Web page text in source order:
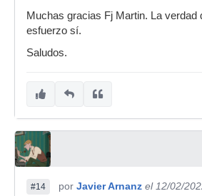
Muchas gracias Fj Martin. La verdad
esfuerzo sí.
Saludos.
#14 por Javier Arnanz el 12/02/